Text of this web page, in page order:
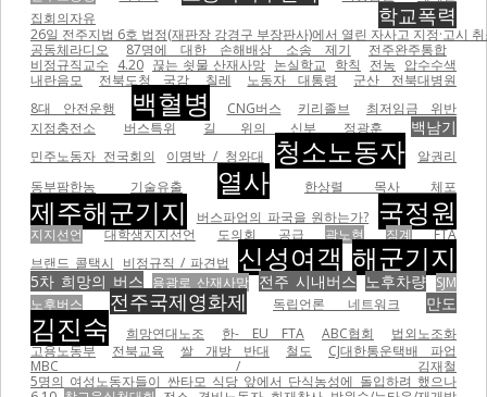
집회의자유
학교폭력
26일 전주지법 6호 법정(재판장 강경구 부장판사)에서 열린 자사고 지정·고시
공동체라디오
87명에 대한 손해배상 소송 제기
전주완주통합
비정규직교수 4.20 끊는 쇳물 산재사망 논실학교 학칙 전농 압수수색
내란음모
전북도청 국감 칠레 노동자 대통령
군산 전북대병원
8대 안전운행
백혈병 CNG버스 키리졸브
최저임금 위반
지정충전소
버스특위 길 위의 신부 정광훈 백남기
민주노동자 전국회의 이명박 / 청와대 청소노동자
알권리
동부팜한농
기술유출 열사 한상렬 목사 체포
제주해군기지 버스파업의 파국을 원하는가? 국정원
지지선언 대학생지지선언 도의회 공급 곽노현 징계
FTA
브랜드 콜택시
비정규직 / 파견법 신성여객 해군기지
5차 희망의 버스 용광로 산재사망 전주 시내버스 노후차량 SJM
노후버스
전주국제영화제 독립언론 네트워크 만도
김진숙 희망연대노조 한- EU FTA ABC협회
법외노조화
고용노동부
전북교육 쌀 개방 반대 철도
CJ대한통운택배 파업
MBC / 김재철
5명의 여성노동자들이 싼타모 식당 앞에서 단식농성에 돌입하려 했으나